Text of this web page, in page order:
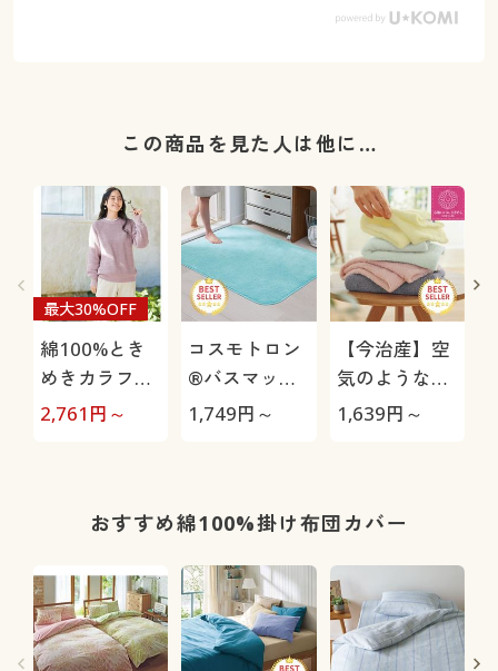
この商品を見た人は他に…
綿100%とき
めきカラフル
ニット
最大30%OFF
2,761 円～
コスモトロン
®バスマット
(吸水・速乾)
1,749円～
【今治産】空
気のようなタ
オル(無撚糸)
1,639円～
おすすめ綿100%掛け布団カバー